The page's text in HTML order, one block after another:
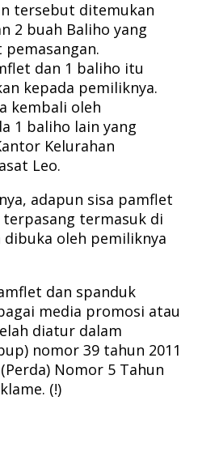
tersebut ditemukan
2 buah Baliho yang
dan 1 baliho itu
kepada pemiliknya.
kembali oleh
1 baliho lain yang
Kelurahan
Leo.
adapun sisa pamflet
termasuk di
oleh pemiliknya
dan spanduk
media promosi atau
diatur dalam
nomor 39 tahun 2011
Nomor 5 Tahun
(!)